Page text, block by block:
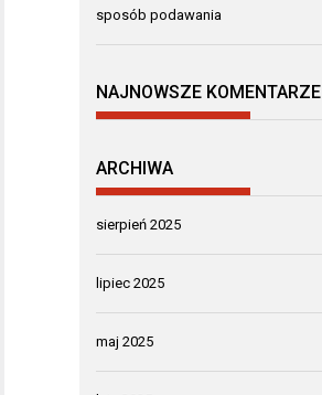
sposób podawania
NAJNOWSZE KOMENTARZE
ARCHIWA
sierpień 2025
lipiec 2025
maj 2025